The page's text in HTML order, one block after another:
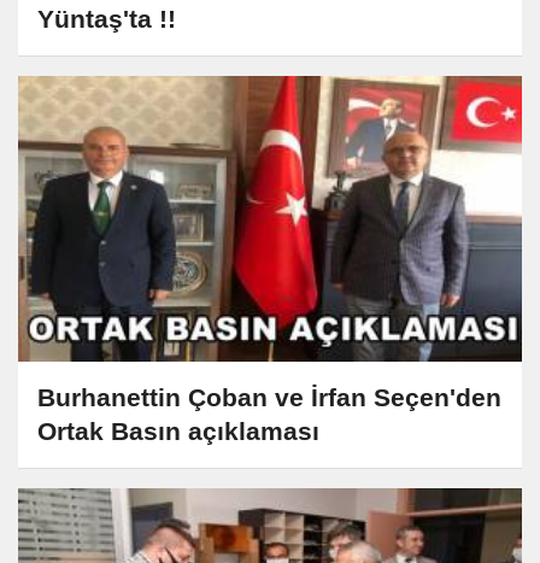
Yüntaş'ta !!
Burhanettin Çoban ve İrfan Seçen'den
Ortak Basın açıklaması